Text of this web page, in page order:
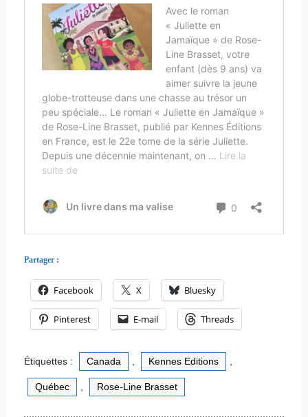
Partager :
Facebook X Bluesky
Pinterest E-mail Threads
Étiquettes : Canada Kennes Editions
Québec Rose-Line Brasset